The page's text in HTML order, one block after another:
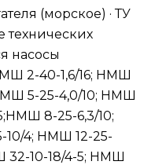
(морское) · ТУ
технических
насосы
2-40-1,6/16; НМШ
5-25-4,0/10; НМШ
8-25-6,3/10;
4; НМШ 12-25-
32-10-18/4-5; НМШ